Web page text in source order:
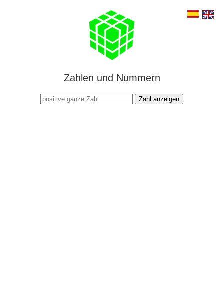
Zahlen und Nummern
Zahl anzeigen